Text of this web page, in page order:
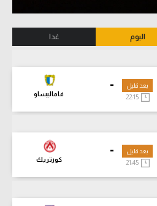
اليوم غدا
-
فاماليساو
بعد قليل
22:15
-
كورتريك
بعد قليل
21:45